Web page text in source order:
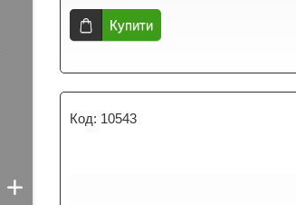
Купити
10543